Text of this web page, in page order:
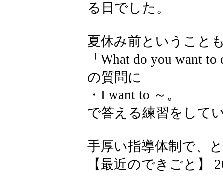
る日でした。
夏休み前ということ
「What do you want
の質問に
・I want to ～。
で答える練習をして
手厚い指導体制で、
【最近のできごと】